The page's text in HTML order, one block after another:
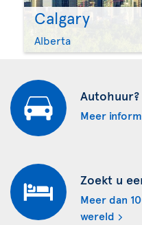
Calgary
Alberta
Autohuur?
Meer
Zoekt u
Meer dan
wereld